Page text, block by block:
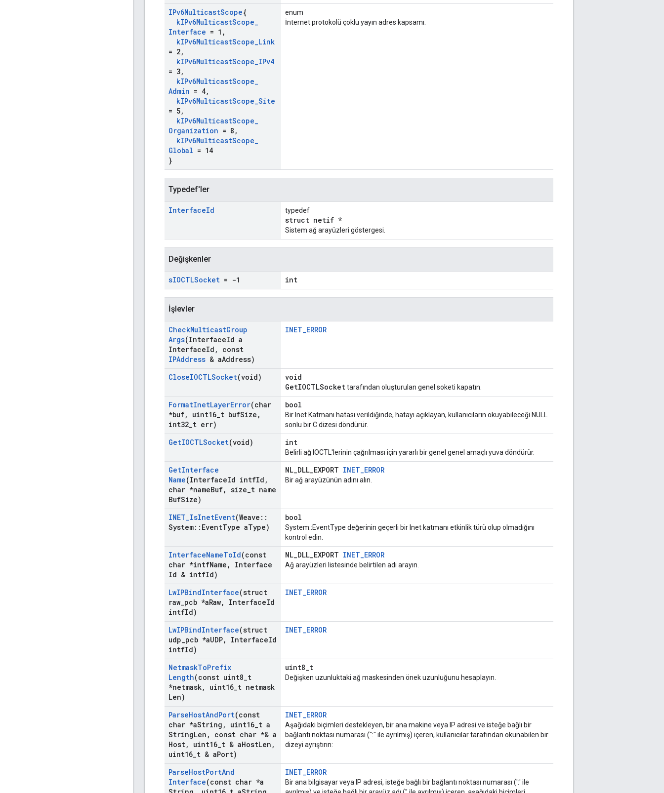
IPv6MulticastScope{
kIPv6MulticastScope_
Interface = 1 ,
kIPv6MulticastScope_Link
= 2,
kIPv6MulticastScope_IPv4
= 3,
kIPv6MulticastScope_
Admin = 4,
kIPv6MulticastScope_Site
= 5,
kIPv6MulticastScope_
Organization = 8 ,
kIPv6MulticastScope_
Global = 14
}
enum
İnternet protokolü çoklu yayın adres kapsamı.
Typedef'ler
InterfaceId typedef
struct netif *
Sistem ağ arayüzleri göstergesi.
Değişkenler
sIOCTLSocket = -1 int
İşlevler
CheckMulticastGroup
Args(InterfaceId a
InterfaceId ,
const
IPAddress & aAddress)
INET_ERROR
CloseIOCTLSocket(void)
void
GetIOCTLSockettarafından oluşturulan genel soketi kapatın.
FormatInetLayerError(char
*buf, uint16 t bufSize ,
int32 t err)
bool
Bir Inet Katmanı hatası verildiğinde, hatayı açıklayan, kullanıcıların okuyabileceği NULL
sonlu bir C dizesi döndürür.
GetIOCTLSocket(void) int
Belirli ağ IOCTL'lerinin çağrılması için yararlı bir genel genel amaçlı yuva döndürür.
GetInterface
Name(InterfaceId intfId ,
char *nameBuf, size t name
BufSize)
NL_DLL_EXPORT INET_ERROR
Bir ağ arayüzünün adını alın.
INET_IsInetEvent(Weave ::
System:: EventType aType)
bool
System::EventType değerinin geçerli bir Inet katmanı etkinlik türü olup olmadığını
kontrol edin.
InterfaceNameToId(const
char *intfName ,
Interface
Id & intfId)
NL_DLL_EXPORT INET_ERROR
Ağ arayüzleri listesinde belirtilen adı arayın.
LwIPBindInterface(struct
raw pcb *aRaw, InterfaceId
intfId)
INET_ERROR
LwIPBindInterface(struct
udp pcb *aUDP, InterfaceId
intfId)
INET_ERROR
NetmaskToPrefix
Length(const uint8 t
*netmask, uint16 t netmask
Len)
uint8_t
Değişken uzunluktaki ağ maskesinden önek uzunluğunu hesaplayın.
ParseHostAndPort(const
char *aString , uint16 t a
StringLen ,
const char *& a
Host, uint16 t & aHostLen ,
uint16 t & aPort)
INET_ERROR
Aşağıdaki biçimleri destekleyen, bir ana makine veya IP adresi ve isteğe bağlı bir
bağlantı noktası numarası (":" ile ayrılmış) içeren, kullanıcılar tarafından okunabilen bir
dizeyi ayrıştırın:
ParseHostPortAnd
Interface(const char *a
INET_ERROR
Bir ana bilgisayar veya IP adresi, isteğe bağlı bir bağlantı noktası numarası (':' ile